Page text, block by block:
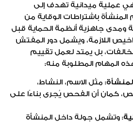
عملية ميدانية تهدف إلى
باشتراطات الوقاية من
ومدى جاهزية أنظمة الحماية قبل
اللازمة، ويشمل دور المفتش
بل يمتد لعمل تقييم
المهام المطلوبة منه:
مثل الاسم، النشاط،
كمان أن الفحص يُجرى بناءًا على
: وتشمل جولة داخل المنشأة